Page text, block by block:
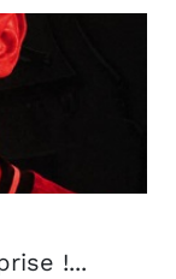
!...